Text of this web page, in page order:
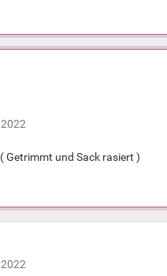
Getrimmt und Sack rasiert )